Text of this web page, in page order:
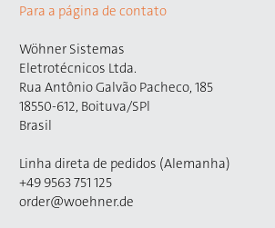
Para a página de contato
Wöhner Sistemas
Eletrotécnicos Ltda.
Rua Antônio Galvão Pacheco, 185
18550-612, Boituva/SPl
Brasil
Linha direta de pedidos (Alemanha)
+49 9563 751 125
order@woehner.de